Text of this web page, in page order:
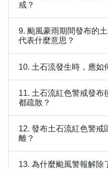
戒？
9. 颱風豪雨期間發布的
代表什麼意思？
10. 土石流發生時，應如
11. 土石流紅色警戒發布
都疏散？
12. 發布土石流紅色警戒
離？
13. 為什麼颱風警報解除